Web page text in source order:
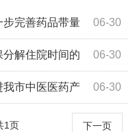
06-30
完善药品带量
）答复 06-30
解住院时间的
06-30
市中医医药产
下一页
1页